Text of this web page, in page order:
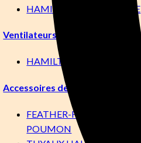
HAMILTON-T1 MILITAIRE
Ventilateurs MRI
HAMILTON-MR1
Accessoires de ventilateur
FEATHER-FLEX TESTER LE
POUMON